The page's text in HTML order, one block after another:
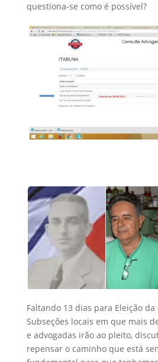
questiona-se como é possível?
Faltando 13 dias para Eleição da
Subseções locais em que mais
e advogadas irão ao pleito,
repensar o caminho que está